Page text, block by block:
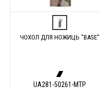
ЧОХОЛ ДЛЯ НОЖИЦЬ "BASE"
UA281-50261-MTP